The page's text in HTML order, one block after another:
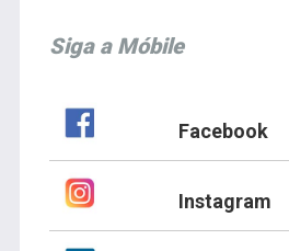
Siga a Móbile
Facebook
Instagram